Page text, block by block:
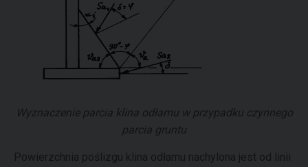
Wyznaczenie parcia klina odłamu w przypadku czynnego
parcia gruntu
Powierzchnia poślizgu klina odłamu nachylona jest od linii